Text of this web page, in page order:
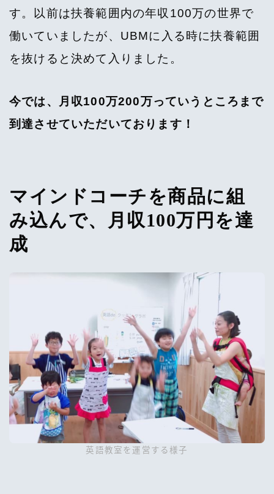
す。以前は扶養範囲内の年収100万の世界で
働いていましたが、UBMに入る時に扶養範囲
を抜けると決めて入りました。
今では、月収100万200万っていうところまで
到達させていただいております！
マインドコーチを商品に組
み込んで、月収100万円を達
成
英語教室を運営する様子